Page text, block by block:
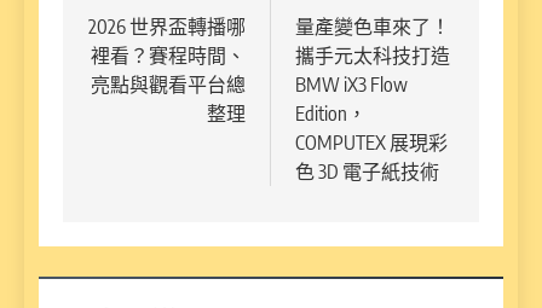
章
導
2026 世界盃轉播哪
裡看？賽程時間、
亮點與觀看平台總
整理
量產變色車來了！
攜手元太科技打造
BMW iX3 Flow
Edition，
COMPUTEX 展現彩
色 3D 電子紙技術